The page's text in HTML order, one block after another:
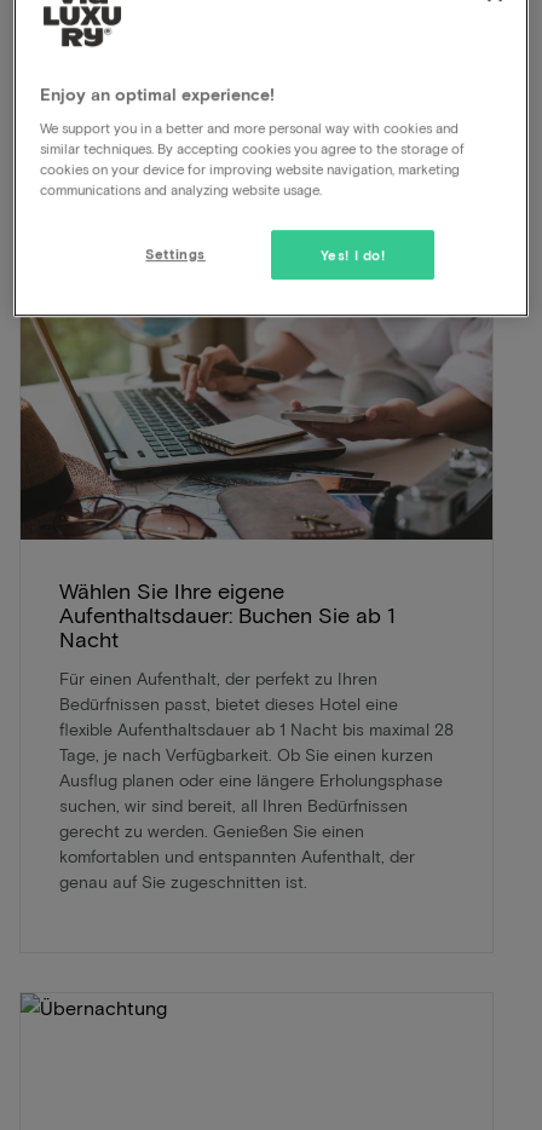
À-la-carte-Restaurant
Später Check-out
Oude Deldenerweg 203 Enschede
Inbegriffen
Wählen Sie Ihre eigene
Aufenthaltsdauer: Buchen Sie ab 1
Nacht
Für einen Aufenthalt, der perfekt zu Ihren
Bedürfnissen passt, bietet dieses Hotel eine
flexible Aufenthaltsdauer ab 1 Nacht bis maximal 28
Tage, je nach Verfügbarkeit. Ob Sie einen kurzen
Ausflug planen oder eine längere Erholungsphase
suchen, wir sind bereit, all Ihren Bedürfnissen
gerecht zu werden. Genießen Sie einen
komfortablen und entspannten Aufenthalt, der
genau auf Sie zugeschnitten ist.
Enjoy an optimal experience!
We support you in a better and more personal way with cookies and
similar techniques. By accepting cookies you agree to the storage of
cookies on your device for improving website navigation, marketing
communications and analyzing website usage.
Yes! I do!
Settings